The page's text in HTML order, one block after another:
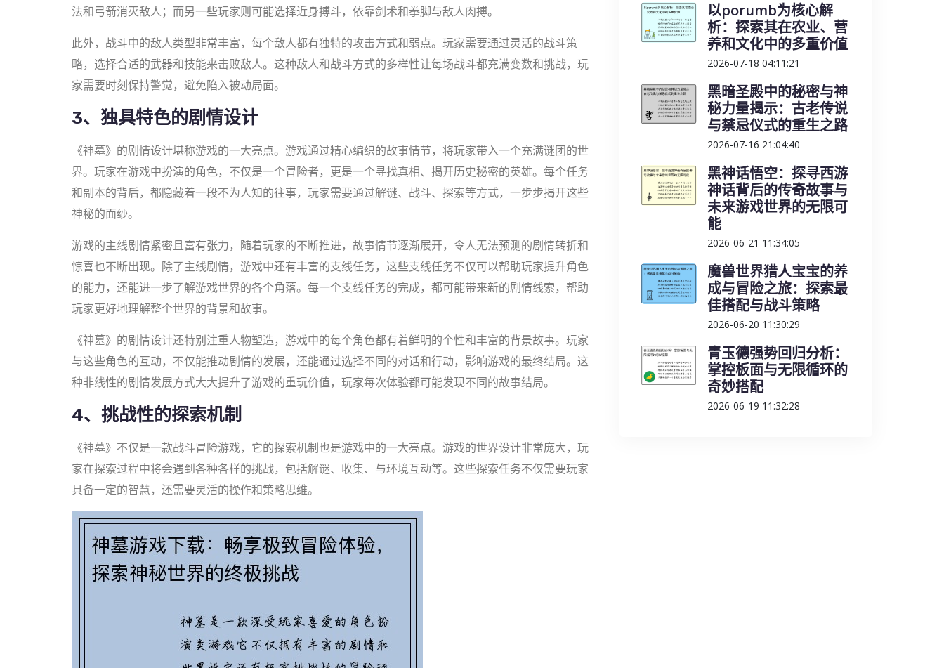
法和弓箭消灭敌人；而另一些玩家则可能选择近身搏斗，依靠剑术和拳脚与敌人肉搏。
此外，战斗中的敌人类型非常丰富，每个敌人都有独特的攻击方式和弱点。玩家需要通过灵活的战斗策
略，选择合适的武器和技能来击败敌人。这种敌人和战斗方式的多样性让每场战斗都充满变数和挑战，玩
家需要时刻保持警觉，避免陷入被动局面。
3、独具特色的剧情设计
《神墓》的剧情设计堪称游戏的一大亮点。游戏通过精心编织的故事情节，将玩家带入一个充满谜团的世
界。玩家在游戏中扮演的角色，不仅是一个冒险者，更是一个寻找真相、揭开历史秘密的英雄。每个任务
和副本的背后，都隐藏着一段不为人知的往事，玩家需要通过解谜、战斗、探索等方式，一步步揭开这些
神秘的面纱。
游戏的主线剧情紧密且富有张力，随着玩家的不断推进，故事情节逐渐展开，令人无法预测的剧情转折和
惊喜也不断出现。除了主线剧情，游戏中还有丰富的支线任务，这些支线任务不仅可以帮助玩家提升角色
的能力，还能进一步了解游戏世界的各个角落。每一个支线任务的完成，都可能带来新的剧情线索，帮助
玩家更好地理解整个世界的背景和故事。
《神墓》的剧情设计还特别注重人物塑造，游戏中的每个角色都有着鲜明的个性和丰富的背景故事。玩家
与这些角色的互动，不仅能推动剧情的发展，还能通过选择不同的对话和行动，影响游戏的最终结局。这
种非线性的剧情发展方式大大提升了游戏的重玩价值，玩家每次体验都可能发现不同的故事结局。
4、挑战性的探索机制
《神墓》不仅是一款战斗冒险游戏，它的探索机制也是游戏中的一大亮点。游戏的世界设计非常庞大，玩
家在探索过程中将会遇到各种各样的挑战，包括解谜、收集、与环境互动等。这些探索任务不仅需要玩家
具备一定的智慧，还需要灵活的操作和策略思维。
以porumb为核心解
析：探索其在农业、营
养和文化中的多重价值
2026-07-18 04:11:21
黑暗圣殿中的秘密与神
秘力量揭示：古老传说
与禁忌仪式的重生之路
2026-07-16 21:04:40
黑神话悟空：探寻西游
神话背后的传奇故事与
未来游戏世界的无限可
能
2026-06-21 11:34:05
魔兽世界猎人宝宝的养
成与冒险之旅：探索最
佳搭配与战斗策略
2026-06-20 11:30:29
青玉德强势回归分析：
掌控板面与无限循环的
奇妙搭配
2026-06-19 11:32:28